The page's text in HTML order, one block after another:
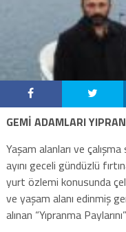
GEMİ ADAMLARI
Yaşam alanları ve
ayını geceli gündüzlü
yurt özlemi konusunda
ve yaşam alanı edinmiş
alınan “Yıpranma